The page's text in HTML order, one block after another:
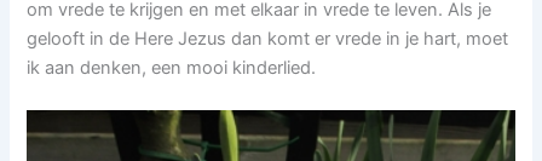
om vrede te krijgen en met elkaar in vrede te leven. Als je
gelooft in de Here Jezus dan komt er vrede in je hart, moet
ik aan denken, een mooi kinderlied.